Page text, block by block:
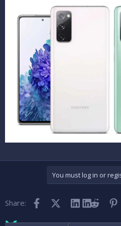
You must log in or
Share: FacebookX (Twitter)LinkedIn
Reddit